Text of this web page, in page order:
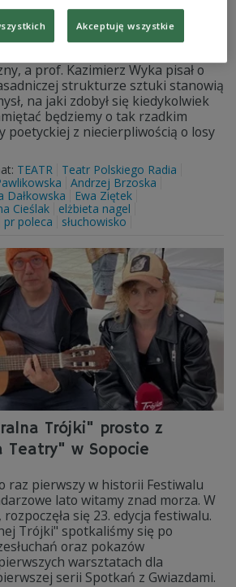
Jasnorzewskiej. To też
sztuk poetki. Napisana przed
wystawiona tylko raz, w 1936 roku
a prof. Kazimierz Wyka pisał o
strukturze sztuki stanowią
na jaki zdobył się kiedykolwiek
będziemy o tak rzadkim
poetyckiej z niecierpliwością o losy
TEATR
Teatr Polskiego Radia
Andrzej Brzoska
Dałkowska
Ewa Ziętek
Cieślak
elżbieta nagel
pr poleca słuchowisko
Trójki" prosto z
Teatry" w Sopocie
raz pierwszy w historii Festiwalu
lato witamy znad morza. W
się 23. edycja festiwalu.
Trójki" spotkaliśmy się po
oraz pokazów
warsztatach dla
serii Spotkań z Gwiazdami.
Akceptuję wszystkie